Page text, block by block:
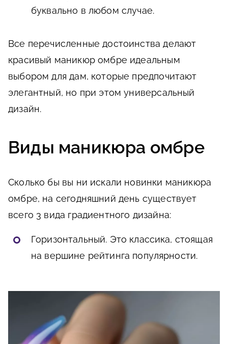
буквально в любом случае.
Все перечисленные достоинства делают
красивый маникюр омбре идеальным
выбором для дам, которые предпочитают
элегантный, но при этом универсальный
дизайн.
Виды маникюра омбре
Сколько бы вы ни искали новинки маникюра
омбре, на сегодняшний день существует
всего 3 вида градиентного дизайна:
Горизонтальный. Это классика, стоящая
на вершине рейтинга популярности.